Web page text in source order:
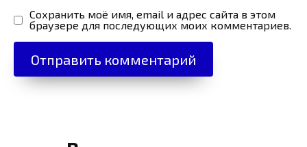
Сохранить моё имя, email и адрес сайта в этом
браузере для последующих моих комментариев.